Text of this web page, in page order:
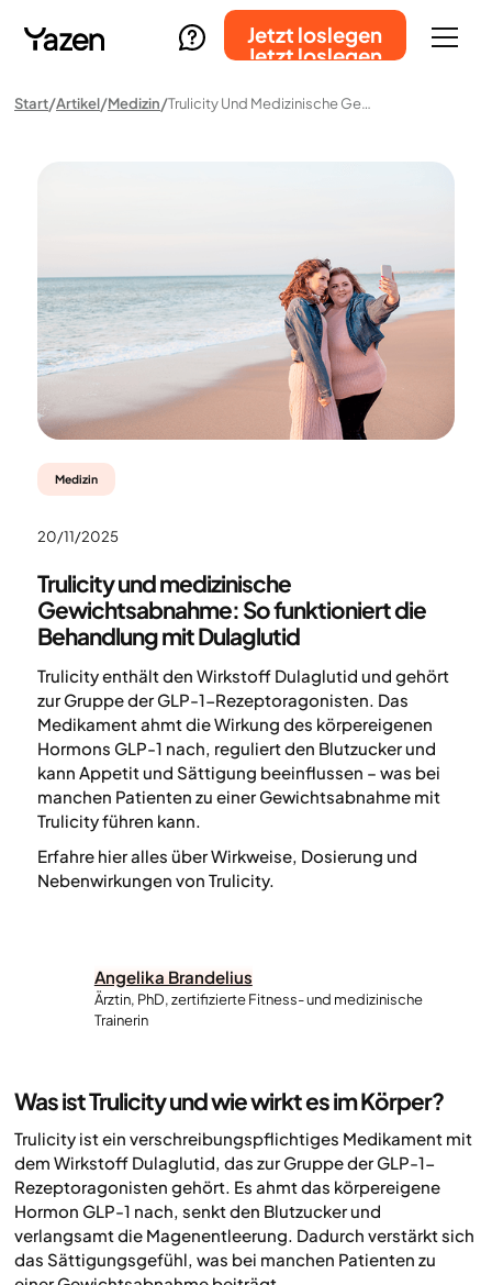
Jetzt loslegen
Jetzt loslegen
Start Artikel Medizin Trulicity Und Medizinische Gewichtsabnahme: So Funktioniert Die Behandlung Mit Dulaglutid
Medizin
20/11/2025
Trulicity und medizinische
Gewichtsabnahme: So funktioniert die
Behandlung mit Dulaglutid
Trulicity enthält den Wirkstoff Dulaglutid und gehört
zur Gruppe der GLP-1-Rezeptoragonisten. Das
Medikament ahmt die Wirkung des körpereigenen
Hormons GLP-1 nach, reguliert den Blutzucker und
kann Appetit und Sättigung beeinflussen – was bei
manchen Patienten zu einer Gewichtsabnahme mit
Trulicity führen kann.
Erfahre hier alles über Wirkweise, Dosierung und
Nebenwirkungen von Trulicity.
Angelika Brandelius
Ärztin, PhD, zertifizierte Fitness- und medizinische
Trainerin
Was ist Trulicity und wie wirkt es im Körper?
Trulicity ist ein verschreibungspflichtiges Medikament mit
dem Wirkstoff Dulaglutid, das zur Gruppe der GLP-1-
Rezeptoragonisten gehört. Es ahmt das körpereigene
Hormon GLP-1 nach, senkt den Blutzucker und
verlangsamt die Magenentleerung. Dadurch verstärkt sich
das Sättigungsgefühl, was bei manchen Patienten zu